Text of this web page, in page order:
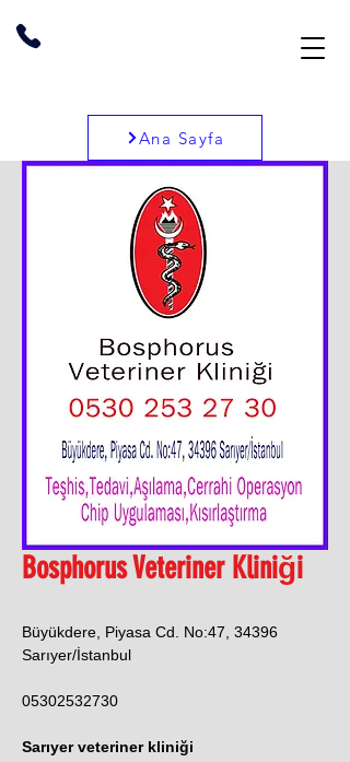
Ana Sayfa
Bosphorus Veteriner Kliniği
Büyükdere, Piyasa Cd. No:47, 34396
Sarıyer/İstanbul
05302532730
Sarıyer veteriner kliniği